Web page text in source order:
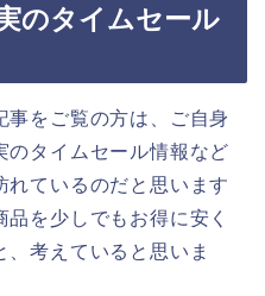
のタイムセール
事をご覧の方は、ご自身
のタイムセール情報など
れているのだと思います
を少しでもお得に安く
考えていると思いま